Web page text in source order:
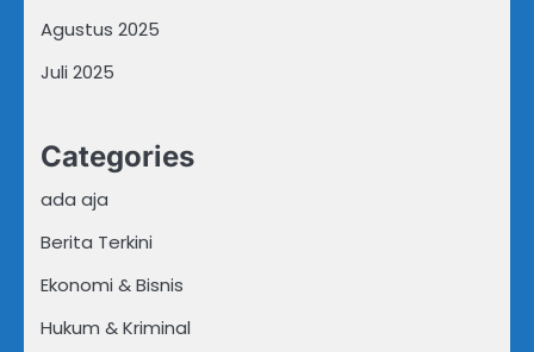
Agustus 2025
Juli 2025
Categories
ada aja
Berita Terkini
Ekonomi & Bisnis
Hukum & Kriminal